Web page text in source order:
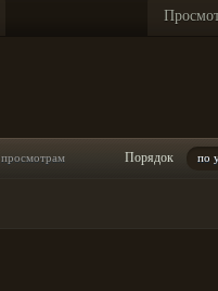
просмотрам Порядок по